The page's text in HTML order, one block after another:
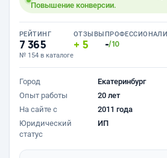
Повышение конверсии.
РЕЙТИНГ
7 365
№ 154 в каталоге
ОТЗЫВЫ
5 -/10
Город
Екатеринбург
Опыт работы
20 лет
На сайте с
2011 года
Юридический
статус
ИП